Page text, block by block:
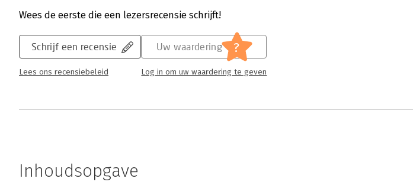
Wees de eerste die een lezersrecensie schrijft!
Schrijf een recensie
Lees ons recensiebeleid
Uw waardering ?
Log in om uw waardering te geven
Inhoudsopgave